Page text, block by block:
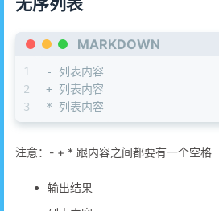
MARKDOWN
1
2
3
-
列表内容
+ 列表内容
* 列表内容
注意：- + * 跟内容之间都要有一个空格
输出结果